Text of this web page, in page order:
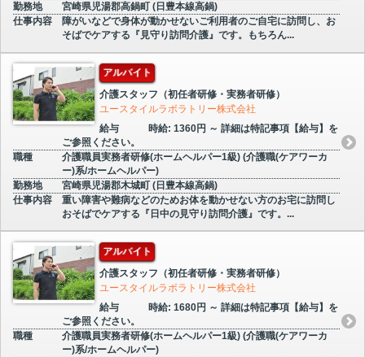
勤務地
宮崎県児湯郡高鍋町 (日豊本線高鍋)
仕事内容
障がいなどで身体が動かせないご利用者のご自宅に訪問し、お
そばでケアする『見守り訪問介護』です。もちろん...
アルバイト
介護スタッフ（初任者研修・実務者研修）
ユースタイルラボラトリー株式会社
給与
時給: 1360円 ～ 詳細は特記事項【給与】を
ご参照ください。
職種
介護職員実務者研修(ホームヘルパー1級) (介護職(ケアワーカ
ー)系/ホームヘルパー)
勤務地
宮崎県児湯郡木城町 (日豊本線高鍋)
仕事内容
重い障害や難病などのためお体を動かせない方のお宅に訪問し
おそばでケアする『日中の見守り訪問介護』です。...
アルバイト
介護スタッフ（初任者研修・実務者研修）
ユースタイルラボラトリー株式会社
給与
時給: 1680円 ～ 詳細は特記事項【給与】を
ご参照ください。
職種
介護職員実務者研修(ホームヘルパー1級) (介護職(ケアワーカ
ー)系/ホームヘルパー)